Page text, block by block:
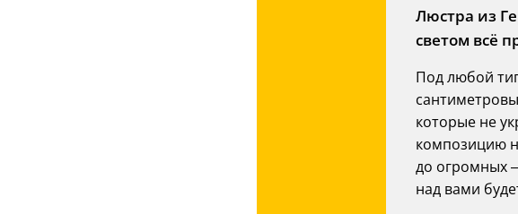
Люстра из
светом всё
Под любой
которые не
композицию
до огромных
над вами